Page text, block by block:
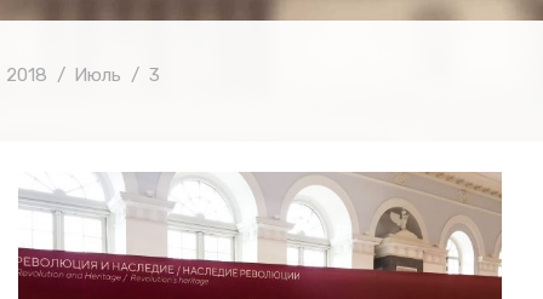
2018 Июль 3